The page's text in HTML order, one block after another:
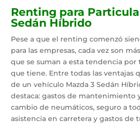
Renting para
Sedán Híbrido
Pese a que el renting comenzó
para las empresas, cada vez son
que se suman a esta tendencia por
que tiene. Entre todas las ventajas
de un vehículo Mazda 3 Sedán
destaca: gastos de mantenimiento
cambio de neumáticos, seguro a
asistencia en carretera y gastos de